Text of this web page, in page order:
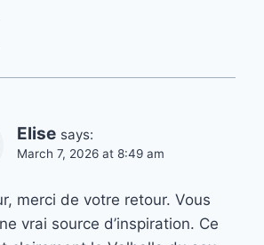
Elise says:
March 7, 2026 at 8:49 am
merci de votre retour. Vous
vrai source d’inspiration. Ce